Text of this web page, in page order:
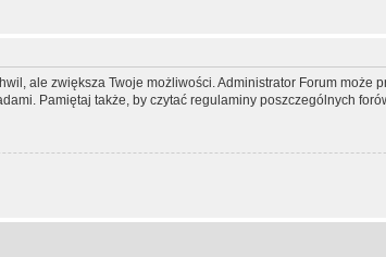
ale zwiększa Twoje możliwości. Administrator Forum
Pamiętaj także, by czytać regulaminy poszczególnych